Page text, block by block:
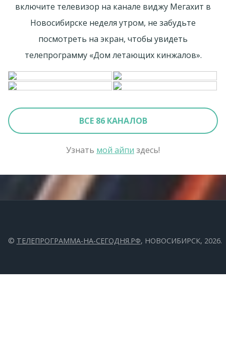
включите телевизор на канале виджу Мегахит в
Новосибирске неделя утром, не забудьте
посмотреть на экран, чтобы увидеть
телепрограмму «Дом летающих кинжалов».
ВСЕ 86 КАНАЛОВ
Узнать мой айпи здесь!
© ТЕЛЕПРОГРАММА-НА-СЕГОДНЯ.РФ, НОВОСИБИРСК, 2026.